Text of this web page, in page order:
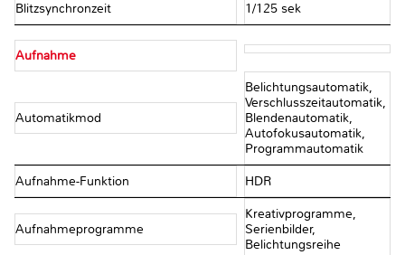
Blitzsynchronzeit 1/125 sek
Aufnahme
Automatikmod
Belichtungsautomatik,
Verschlusszeitautomatik,
Blendenautomatik,
Autofokusautomatik,
Programmautomatik
Aufnahme-Funktion HDR
Aufnahmeprogramme
Kreativprogramme,
Serienbilder,
Belichtungsreihe